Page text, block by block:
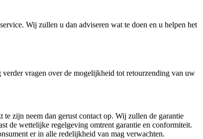
Wij zullen u dan adviseren wat te doen en u helpen het
vragen over de mogelijkheid tot retourzending van uw
zijn neem dan gerust contact op. Wij zullen de garantie
de wettelijke regelgeving omtrent garantie en conformiteit.
er in alle redelijkheid van mag verwachten.